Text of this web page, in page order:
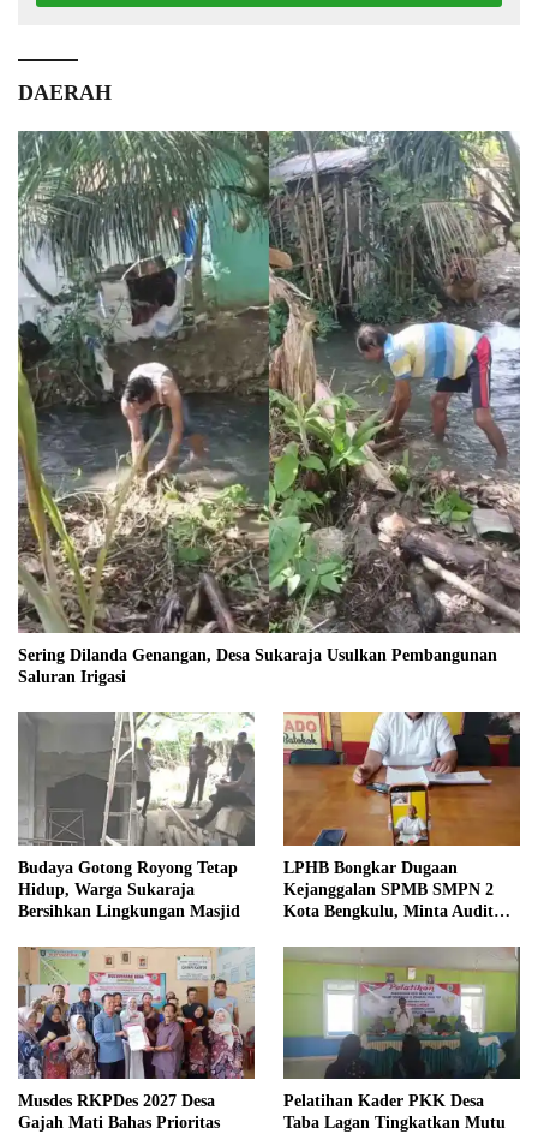
DAERAH
Sering Dilanda Genangan, Desa Sukaraja Usulkan Pembangunan
Saluran Irigasi
Budaya Gotong Royong Tetap
Hidup, Warga Sukaraja
Bersihkan Lingkungan Masjid
LPHB Bongkar Dugaan
Kejanggalan SPMB SMPN 2
Kota Bengkulu, Minta Audit
Musdes RKPDes 2027 Desa
Gajah Mati Bahas Prioritas
Pelatihan Kader PKK Desa
Taba Lagan Tingkatkan Mutu